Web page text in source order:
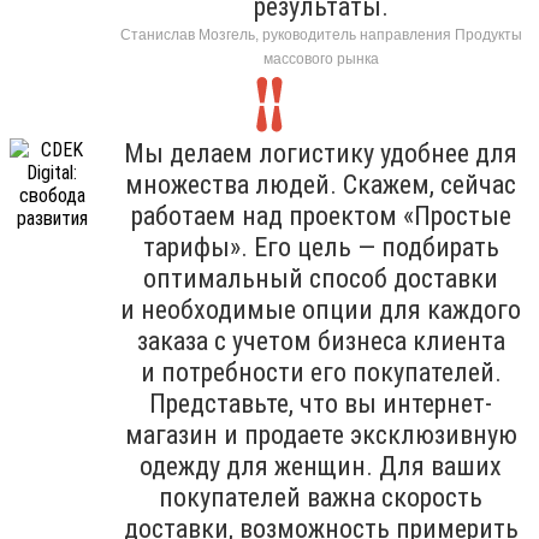
результаты.
Станислав Мозгель, руководитель направления Продукты
массового рынка
Мы делаем логистику удобнее для
множества людей. Скажем, сейчас
работаем над проектом «Простые
тарифы». Его цель — подбирать
оптимальный способ доставки
и необходимые опции для каждого
заказа с учетом бизнеса клиента
и потребности его покупателей.
Представьте, что вы интернет-
магазин и продаете эксклюзивную
одежду для женщин. Для ваших
покупателей важна скорость
доставки, возможность примерить